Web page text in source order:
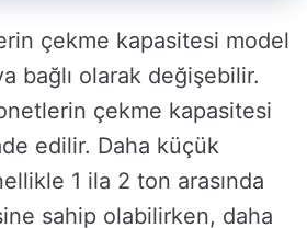
çekme kapasitesi model
bağlı olarak değişebilir.
çekme kapasitesi
edilir. Daha küçük
1 ila 2 ton arasında
sahip olabilirken, daha